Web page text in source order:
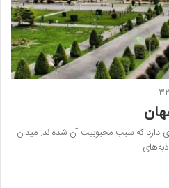
دارد که سبب محبوبیت آن شده‌اند. میدان